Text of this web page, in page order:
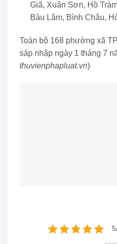
Giã, Xuân Sơn, Hồ
Bàu Lâm, Bình Châu,
Toàn bộ 168 phường xã
sáp nhập ngày 1 tháng 7
thuvienphapluat.vn)